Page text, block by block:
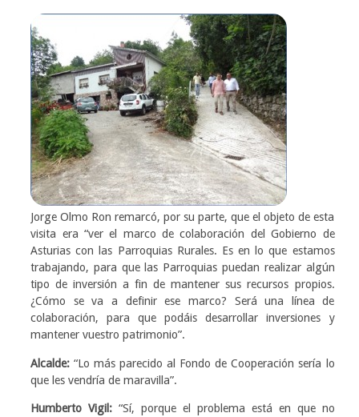
Jorge Olmo Ron remarcó, por su parte, que el objeto de esta
visita era “ver el marco de colaboración del Gobierno de
Asturias con las Parroquias Rurales. Es en lo que estamos
trabajando, para que las Parroquias puedan realizar algún
tipo de inversión a fin de mantener sus recursos propios.
¿Cómo se va a definir ese marco? Será una línea de
colaboración, para que podáis desarrollar inversiones y
mantener vuestro patrimonio”.
Alcalde: “Lo más parecido al Fondo de Cooperación sería lo
que les vendría de maravilla”.
Humberto Vigil: “Sí, porque el problema está en que no